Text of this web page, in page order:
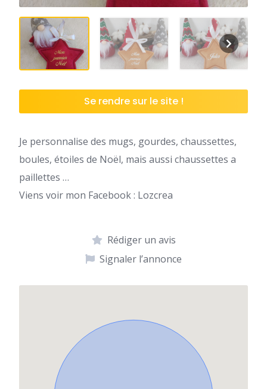
Se rendre sur le site !
Je personnalise des mugs, gourdes, chaussettes,
boules, étoiles de Noël, mais aussi chaussettes a
paillettes …
Viens voir mon Facebook : Lozcrea
Rédiger un avis
Signaler l’annonce